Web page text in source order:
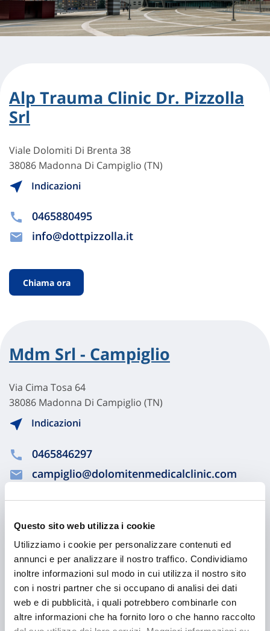
Questo sito web utilizza i cookie
Utilizziamo i cookie per personalizzare contenuti ed
annunci e per analizzare il nostro traffico. Condividiamo
inoltre informazioni sul modo in cui utilizza il nostro sito
con i nostri partner che si occupano di analisi dei dati
web e di pubblicità, i quali potrebbero combinarle con
altre informazioni che ha fornito loro o che hanno raccolto
Alp Trauma Clinic Dr. Pizzolla
Srl
Viale Dolomiti Di Brenta 38
38086 Madonna Di Campiglio (TN)
Indicazioni
0465880495
info@dottpizzolla.it
Chiama ora
Mdm Srl - Campiglio
Via Cima Tosa 64
38086 Madonna Di Campiglio (TN)
Indicazioni
0465846297
campiglio@dolomitenmedicalclinic.com
Chiama ora